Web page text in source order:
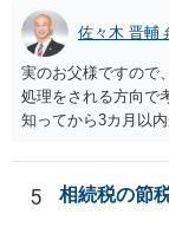
佐々木 晋輔
実のお父様ですので
処理をされる方向で
知ってから3カ月以
放棄するかどうか決
することはありま
ありません。 なお
5 相続税の節